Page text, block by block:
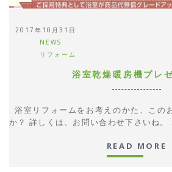
2017年10月31日
NEWS
リフォーム
浴室乾燥暖房機プレ
浴室リフォームをお考えのかた、この
か？ 詳しくは、お問い合わせ下さいね。
READ MORE